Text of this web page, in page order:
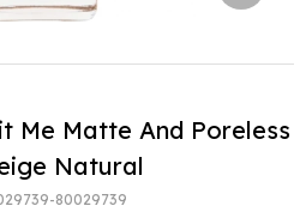
Me Matte And Poreless
Natural
80029739